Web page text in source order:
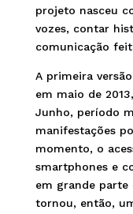
projeto nasceu
vozes, contar
comunicação
A primeira
em maio de
Junho, período
manifestações
momento, o
smartphones e
em grande parte
tornou, então,